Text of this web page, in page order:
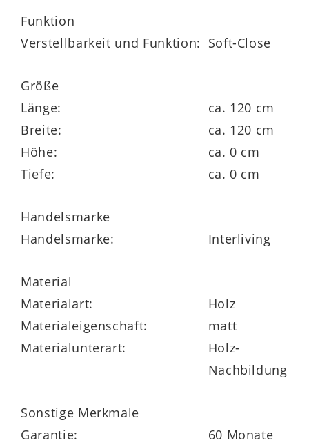
Die verchromte Einhand-Mischbatterie
In den Schrankelementen haben Sie
praktischen Stauraum für Ihre Kosmetika.
Die Interliving Bad Serie 7405 steht für
Germany
Herstellergarantie
Funktion
Verstellbarkeit und Funktion: Soft-Close
Größe
Länge:
ca. 120 cm
Breite:
ca. 120 cm
Höhe:
ca. 0 cm
Tiefe:
ca. 0 cm
Handelsmarke
Handelsmarke:
Interliving
Material
Materialart:
Holz
Materialeigenschaft:
matt
Materialunterart:
Holz-
Nachbildung
Sonstige Merkmale
Garantie:
60 Monate